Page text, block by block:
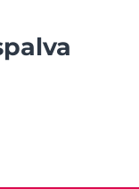
spalva